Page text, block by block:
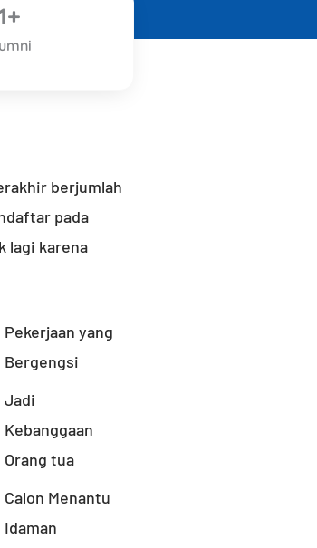
+
berjumlah
pada
lagi karena
Pekerjaan yang
Bergengsi
Jadi
Kebanggaan
Orang tua​
Calon Menantu
Idaman